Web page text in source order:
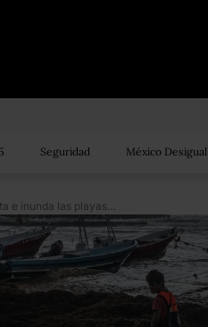
Seguridad México Desigual
El sargazo aumenta e inunda las playas de Quintana Roo, pese a las acciones de autoridades